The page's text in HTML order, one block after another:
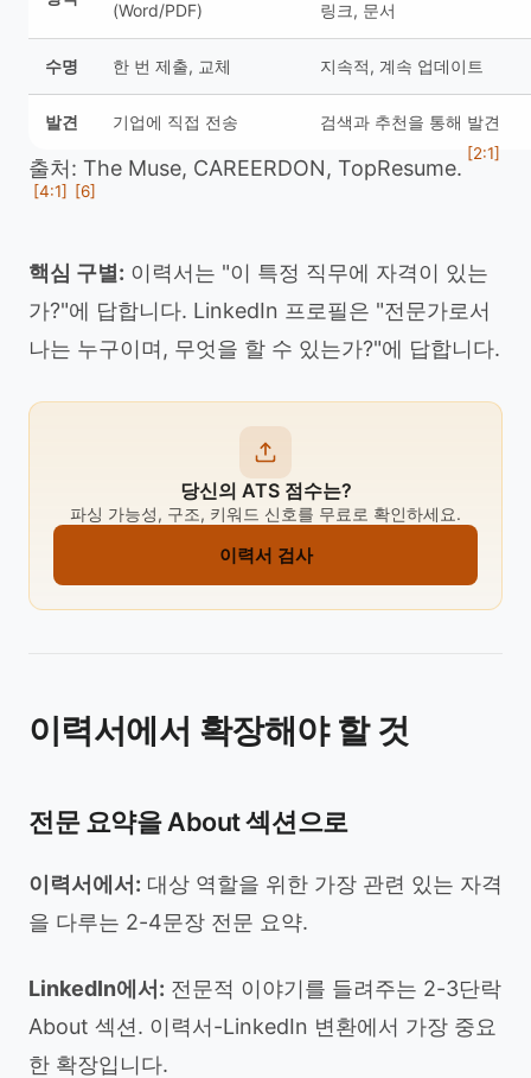
(Word/PDF)
링크, 문서
수명 한 번 제출, 교체 지속적, 계속 업데이트
발견 기업에 직접 전송 검색과 추천을 통해 발견
출처: The Muse, CAREERDON, TopResume.
[2:1]
[4:1]
[6]
핵심 구별: 이력서는 "이 특정 직무에 자격이 있는
가?"에 답합니다. LinkedIn 프로필은 "전문가로서
나는 누구이며, 무엇을 할 수 있는가?"에 답합니다.
당신의 ATS 점수는?
파싱 가능성, 구조, 키워드 신호를 무료로 확인하세요.
이력서 검사
이력서에서 확장해야 할 것
전문 요약을 About 섹션으로
이력서에서: 대상 역할을 위한 가장 관련 있는 자격
을 다루는 2-4문장 전문 요약.
LinkedIn에서: 전문적 이야기를 들려주는 2-3단락
About 섹션. 이력서-LinkedIn 변환에서 가장 중요
한 확장입니다.